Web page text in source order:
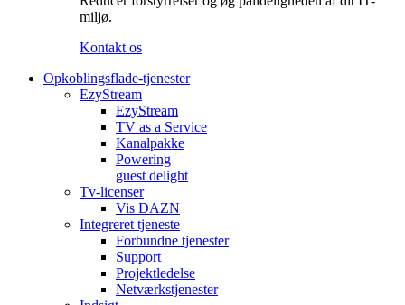
miljø.
Kontakt os
Opkoblingsflade-tjenester
EzyStream
EzyStream
TV as a Service
Kanalpakke
Powering
guest delight
Tv-licenser
Vis DAZN
Integreret tjeneste
Forbundne tjenester
Support
Projektledelse
Netværkstjenester